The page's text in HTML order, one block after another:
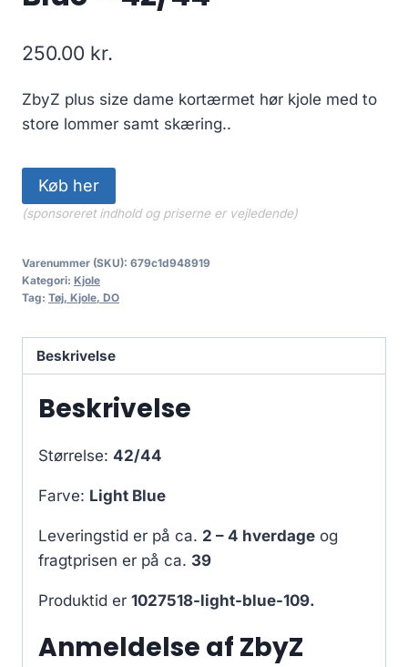
250.00 kr.
ZbyZ plus size dame kortærmet hør kjole med to
store lommer samt skæring..
Køb her
(sponsoreret indhold og priserne er vejledende)
Varenummer (SKU): 679c1d948919
Kategori: Kjole
Tag: Tøj, Kjole, DO
Beskrivelse
Beskrivelse
Størrelse: 42/44
Farve: Light Blue
Leveringstid er på ca. 2 – 4 hverdage og
fragtprisen er på ca. 39
Produktid er 1027518-light-blue-109.
Anmeldelse af ZbyZ